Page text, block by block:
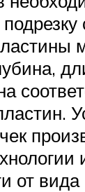
от вида